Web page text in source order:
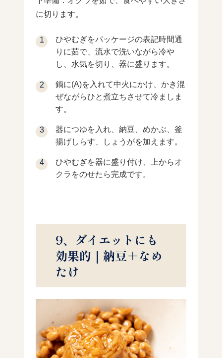
に切ります。
ひやむぎをパッケージの表記時間通
りに茹で、流水で洗いながら冷や
し、水気を切り、器に盛ります。
鍋に(A)を入れて中火にかけ、かき混
ぜながらひと煮立ちさせて冷ましま
す。
器につゆを入れ、納豆、めかぶ、釜
揚げしらす、しょうがを加えます。
ひやむぎを器に盛り付け、上からオ
クラをのせたら完成です。
9、ダイエットにも
効果的｜納豆＋なめ
たけ